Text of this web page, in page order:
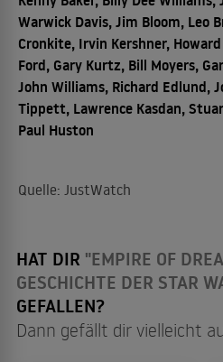
Warwick Davis, Jim Bloom, Leo
Cronkite, Irvin Kershner,
Ford, Gary Kurtz, Bill Moyers,
John Williams, Richard Edlund,
Tippett, Lawrence Kasdan,
Paul Huston
Quelle: JustWatch
HAT DIR "EMPIRE OF
GESCHICHTE DER STAR
GEFALLEN?
Dann gefällt dir vielleicht